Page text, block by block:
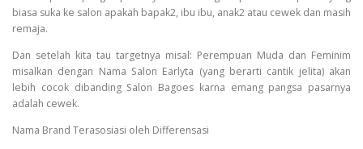
biasa suka ke salon apakah bapak2, ibu ibu, anak2 atau cewek dan masih
remaja.
Dan setelah kita tau targetnya misal: Perempuan Muda dan Feminim
misalkan dengan Nama Salon Earlyta (yang berarti cantik jelita) akan
lebih cocok dibanding Salon Bagoes karna emang pangsa pasarnya
adalah cewek.
Nama Brand Terasosiasi oleh Differensasi